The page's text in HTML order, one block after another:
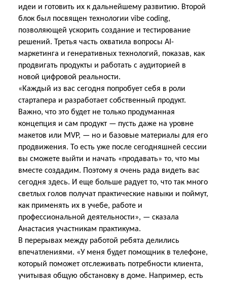
идеи и готовить их к дальнейшему развитию. Второй
блок был посвящен технологии vibe coding,
позволяющей ускорить создание и тестирование
решений. Третья часть охватила вопросы AI-
маркетинга и генеративных технологий, показав, как
продвигать продукты и работать с аудиторией в
новой цифровой реальности.
«Каждый из вас сегодня попробует себя в роли
стартапера и разработает собственный продукт.
Важно, что это будет не только продуманная
концепция и сам продукт — пусть даже на уровне
макетов или MVP, — но и базовые материалы для его
продвижения. То есть уже после сегодняшней сессии
вы сможете выйти и начать «продавать» то, что мы
вместе создадим. Поэтому я очень рада видеть вас
сегодня здесь. И еще больше радует то, что так много
светлых голов получат практические навыки и поймут,
как применять их в учебе, работе и
профессиональной деятельности», — сказала
Анастасия участникам практикума.
В перерывах между работой ребята делились
впечатлениями. «У меня будет помощник в телефоне,
который поможет отслеживать потребности клиента,
учитывая общую обстановку в доме. Например, есть